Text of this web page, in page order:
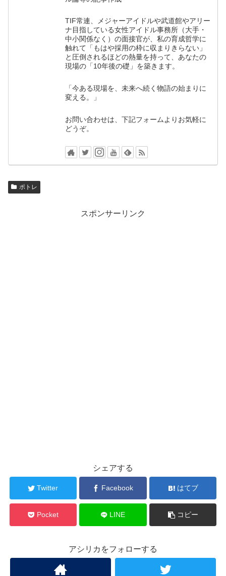
TIF常連、メジャーアイドルや武道館やアリー
ナ目指している女性アイドル事務所（大手・
中小関係なく）の面接官が、私の育成哲学に
触れて「もはや採用の枠に収まりきらない」
と圧倒されるほどの熱量を持って、あなたの
現場の「10年後の礎」を築きます。
「今ある現場を、未来へ続く物語の始まりに
変える。」
お問い合わせは、下記フォームよりお気軽に
どうぞ。
ポトレ
スポンサーリンク
シェアする
Twitter Facebook はてブ
Pocket LINE コピー
アシリカをフォローする